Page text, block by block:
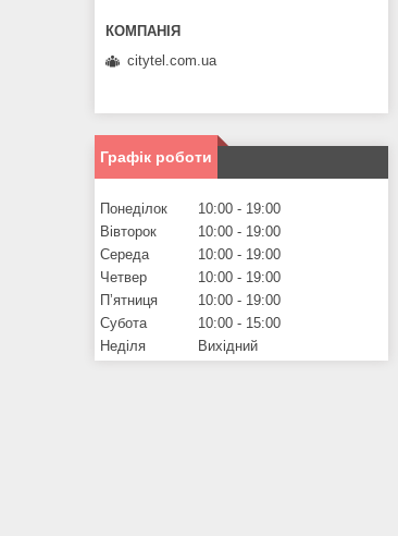
citytel.com.ua
Графік роботи
Понеділок 10:00
19:00
Вівторок
10:00
19:00
Середа
10:00
19:00
Четвер
10:00
19:00
Пʼятниця
10:00
19:00
Субота
10:00
15:00
Неділя
Вихідний